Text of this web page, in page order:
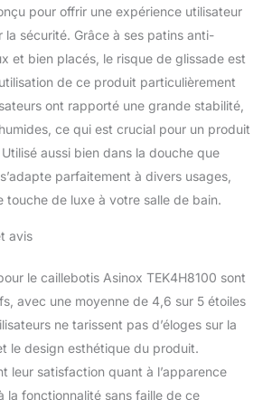
pour offrir une expérience utilisateur
la sécurité. Grâce à ses patins anti-
et bien placés, le risque de glissade est
de ce produit particulièrement
ont rapporté une grande stabilité,
ce qui est crucial pour un produit
aussi bien dans la douche que
parfaitement à divers usages,
touche de luxe à votre salle de bain.
avis
le caillebotis Asinox TEK4H8100 sont
avec une moyenne de 4,6 sur 5 étoiles
ne tarissent pas d’éloges sur la
le design esthétique du produit.
leur satisfaction quant à l’apparence
la fonctionnalité sans faille de ce